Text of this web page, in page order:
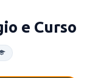
e Curso